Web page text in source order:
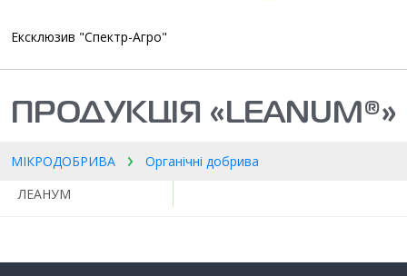
Ексклюзив "Спектр-Агро"
ПРОДУКЦІЯ «LEANUM®»
МІКРОДОБРИВА
Органічні добрива
ЛЕАНУМ